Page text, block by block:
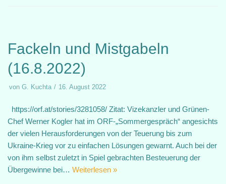
Fackeln und Mistgabeln
(16.8.2022)
von G. Kuchta 16. August 2022
https://orf.at/stories/3281058/ Zitat: Vizekanzler und Grünen-
Chef Werner Kogler hat im ORF-„Sommergespräch“ angesichts
der vielen Herausforderungen von der Teuerung bis zum
Ukraine-Krieg vor zu einfachen Lösungen gewarnt. Auch bei der
von ihm selbst zuletzt in Spiel gebrachten Besteuerung der
Übergewinne bei… Weiterlesen »